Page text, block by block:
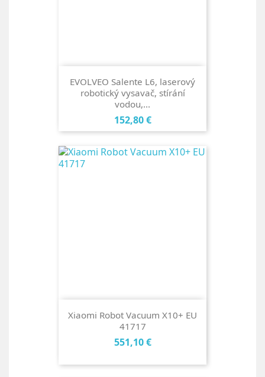
EVOLVEO Salente L6, laserový
robotický vysavač, stírání
vodou,...
Cena
152,80 €
Xiaomi Robot Vacuum X10+ EU
41717
Cena
551,10 €